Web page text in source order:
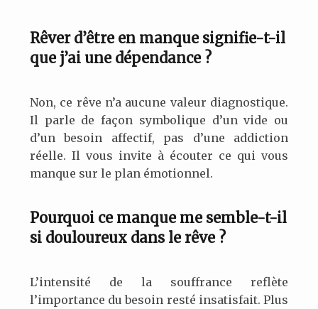
Rêver d’être en manque signifie-t-il
que j’ai une dépendance ?
Non, ce rêve n’a aucune valeur diagnostique.
Il parle de façon symbolique d’un vide ou
d’un besoin affectif, pas d’une addiction
réelle. Il vous invite à écouter ce qui vous
manque sur le plan émotionnel.
Pourquoi ce manque me semble-t-il
si douloureux dans le rêve ?
L’intensité de la souffrance reflète
l’importance du besoin resté insatisfait. Plus